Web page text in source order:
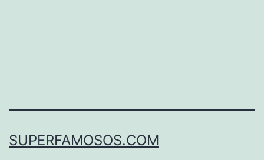
SUPERFAMOSOS.COM